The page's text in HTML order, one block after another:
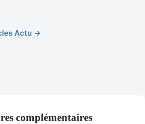
Actu →
complémentaires